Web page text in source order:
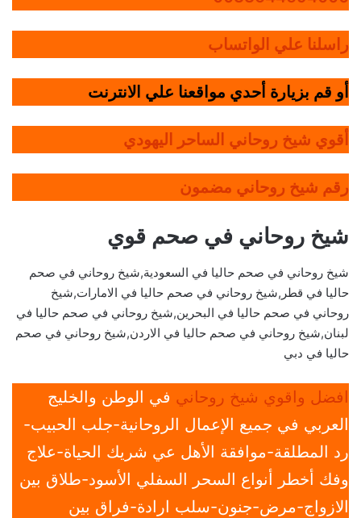
راسلنا علي الواتساب
أو قم بزيارة أحدي مواقعنا علي الانترنت
أقوي شيخ روحاني الساحر اليهودي
رقم شيخ روحاني مضمون
شيخ روحاني في صحم قوي
شيخ روحاني في صحم حاليا في السعودية,شيخ روحاني في صحم
حاليا في قطر,شيخ روحاني في صحم حاليا في الامارات,شيخ
روحاني في صحم حاليا في البحرين,شيخ روحاني في صحم حاليا في
لبنان,شيخ روحاني في صحم حاليا في الاردن,شيخ روحاني في صحم
حاليا في دبي
افضل واقوي شيخ روحاني في الوطن والخليج
العربي في جميع الإعمال الروحانية-جلب الحبيب-
رد المطلقة-موافقة الأهل عي شريك الحياة-علاج
وفك أخطر أنواع السحر السفلي الأسود-طلاق بين
الازواج-مرض-جنون-سلب ارادة-فراق بين